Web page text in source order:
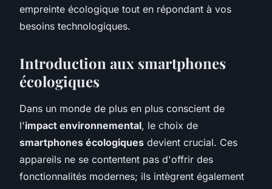
empreinte écologique tout en répondant à vos
besoins technologiques.
Introduction aux smartphones
écologiques
Dans un monde de plus en plus conscient de
l'impact environnemental, le choix de
smartphones écologiques devient crucial. Ces
appareils ne se contentent pas d'offrir des
fonctionnalités modernes; ils intègrent également